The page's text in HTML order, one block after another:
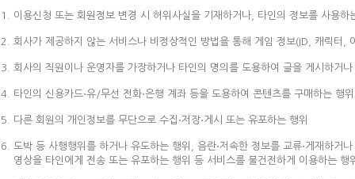
이용신청 또는 회원정보 변경 시 허위사실을 기재하거나, 타인의 정보를 사용하
회사가 제공하지 않는 서비스나 비정상적인 방법을 통해 게임 정보(ID, 캐릭터
회사의 직원이나 운영자를 가장하거나 타인의 명의를 도용하여 글을 게시하거
타인의 신용카드⋅유/무선 전화⋅은행 계좌 등을 도용하여 콘텐츠를 구매하는 행
다른 회원의 개인정보를 무단으로 수집⋅저장⋅게시 또는 유포하는 행위
도박 등 사행행위를 하거나 유도하는 행위, 음란⋅저속한 정보를 교류⋅게재하거
영상을 타인에게 전송 또는 유포하는 행위 등 서비스를 불건전하게 이용하는 행